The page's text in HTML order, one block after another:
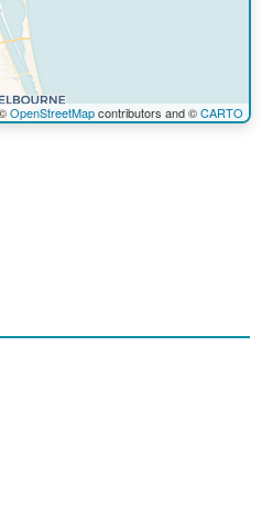
OpenStreetMapcontributors and ©CARTO